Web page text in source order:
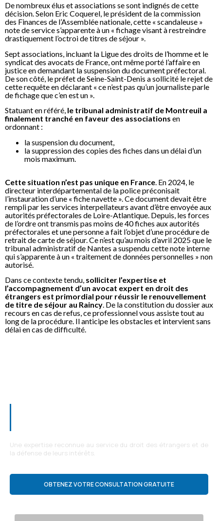
De nombreux élus et associations se sont indignés de cette
décision. Selon Eric Coquerel, le président de la commission
des Finances de l’Assemblée nationale, cette « scandaleuse »
note de service s’apparente à un « fichage visant à restreindre
drastiquement l’octroi de titres de séjour ».
Sept associations, incluant la Ligue des droits de l’homme et le
syndicat des avocats de France, ont même porté l’affaire en
justice en demandant la suspension du document préfectoral.
De son côté, le préfet de Seine-Saint-Denis a sollicité le rejet de
cette requête en déclarant « ce n’est pas qu’un journaliste parle
de fichage que c’en est un ».
Statuant en référé, le tribunal administratif de Montreuil a
finalement tranché en faveur des associations en
ordonnant :
la suspension du document,
la suppression des copies des fiches dans un délai d’un
mois maximum.
Cette situation n’est pas unique en France. En 2024, le
directeur interdépartemental de la police préconisait
l’instauration d’une « fiche navette ». Ce document devait être
rempli par les services interpellateurs avant d’être envoyée aux
autorités préfectorales de Loire-Atlantique. Depuis, les forces
de l’ordre ont transmis pas moins de 40 fiches aux autorités
préfectorales et une personne a fait l’objet d’une procédure de
retrait de carte de séjour. Ce n’est qu’au mois d’avril 2025 que le
tribunal administratif de Nantes a suspendu cette note interne
qui s’apparente à un « traitement de données personnelles » non
autorisé.
Dans ce contexte tendu, solliciter l’expertise et
l’accompagnement d’un avocat expert en droit des
étrangers est primordial pour réussir le renouvellement
de titre de séjour au Raincy. De la constitution du dossier aux
recours en cas de refus, ce professionnel vous assiste tout au
long de la procédure. Il anticipe les obstacles et intervient sans
délai en cas de difficulté.
Une expertise reconnue au service du droit des étrangers et de
la défense de leurs intérêts.
OBTENEZ VOTRE CONSULTATION GRATUITE